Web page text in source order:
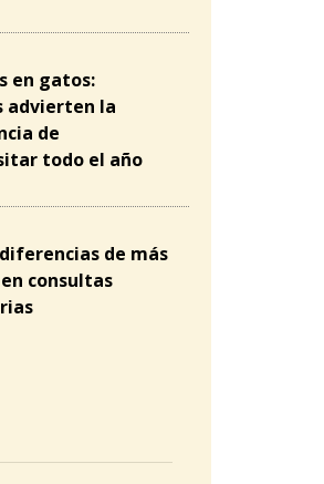
en gatos:
advierten la
de
todo el año
de más
consultas